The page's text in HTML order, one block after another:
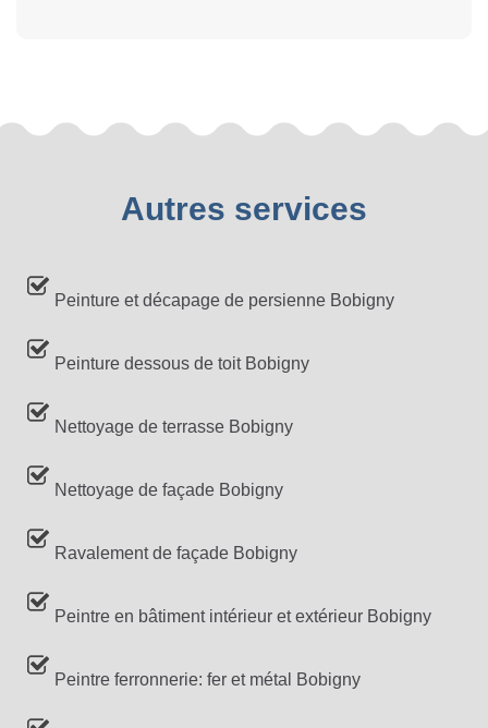
Autres services
Peinture et décapage de persienne Bobigny
Peinture dessous de toit Bobigny
Nettoyage de terrasse Bobigny
Nettoyage de façade Bobigny
Ravalement de façade Bobigny
Peintre en bâtiment intérieur et extérieur Bobigny
Peintre ferronnerie: fer et métal Bobigny